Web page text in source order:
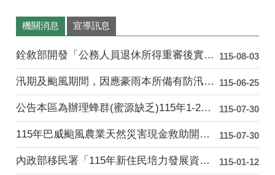
機關消息 宣導訊息
115-08-03
銓敘部開發「公務人員退休所得重審後實發金額試算器」....
115-06-25
汛期及颱風期間，因應豪雨本所備有防汛沙包供民眾索取....
115-07-30
公告本區為辦理蜂群(蜜源缺乏)115年1-2月乾旱....
115-07-30
115年巴威颱風農業天然災害現金救助開始受理「水平....
115-01-12
內政部移民署「115年新住民培力發展資訊網」